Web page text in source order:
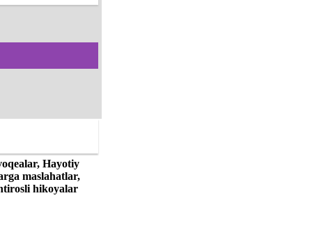
Hayotiy
maslahatlar,
hikoyalar